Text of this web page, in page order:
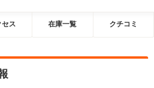
ス 在庫一覧 クチコミ